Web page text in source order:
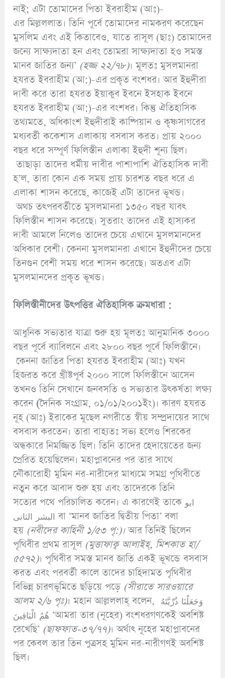
নাই; এটা তোমাদের পিতা ইবরাহীম (আঃ)-
এর মিল্লললাত। তিনি পূর্বে তোমাদের নামকরণ করেছেন
মুসলিম এবং এই কিতাবেও, যাতে রাসূল (ছাঃ) তোমাদের
জন্যে সাক্ষ্যদাতা হন এবং তোমরা সাক্ষ্যদাতা হও সমস্ত
মানব জাতির জন্য’ (হজ্জ ২২/৭৮)। মূলতঃ মুসলমানরা
হযরত ইবরাহীম (আ:)-এর প্রকৃত বংশধর। আর ইহুদীরা
দাবী করে তারা হযরত ইয়াকুব ইবনে ইসহাক ইবনে
হযরত ইবরাহীম (আ:)-এর বংশধর। কিন্তু ঐতিহাসিক
তথ্যমতে, অধিকাংশ ইহুদীরাই কাষ্পিয়ান ও কৃষ্ণসাগরের
মধ্যবর্তী ককেশাস এলাকায় বসবাস করত। প্রায় ২০০০
বছর ধরে সম্পূর্ণ ফিলিস্তীন এলাকা ইহুদী শূন্য ছিল।
তাছাড়া তাদের ধর্মীয় দাবীর পাশাপাশি ঐতিহাসিক দাবী
হ’ল, তারা কোন এক সময় প্রায় চারশত বছর ধরে এ
এলাকা শাসন করেছে, কাজেই এটা তাদের ভূখন্ড।
অথচ তৎপরবর্তীতে মুসলমানরা ১৩৫০ বছর যাবৎ
ফিলিস্তীন শাসন করেছে। সুতরাং তাদের এই হাস্যকর
দাবী আমলে নিলেও তাদের চেয়ে এখানে মুসলমানদের
অধিকার বেশী। কেননা মুসলমানরা এখানে ইহুদীদের চেয়ে
তিনগুন বেশী সময় ধরে শাসন করেছে। অতএব এটা
মুসলমানদের প্রকৃত ভূখন্ড।
ফিলিস্তীনীদের উৎপত্তির ঐতিহাসিক ক্রমধারা :
আধুনিক সভ্যতার যাত্রা শুরু হয় মূলতঃ আনুমানিক ৩০০০
বছর পূর্বে ব্যাবিলনে এবং ২৮০০ বছর পূর্বে ফিলিস্তীনে।
কেননা জাতির পিতা হযরত ইবরাহীম (আঃ) যখন
হিজরত করে খ্রীষ্টপূর্ব ২০০০ সালে ফিলিস্তীনে আসেন
তখনও তিনি সেখানে জনবসতি ও সভ্যতার উৎকর্ষতা লক্ষ্য
করেন(দৈনিক সংগ্রাম, ০১/০১/২০০১ইং)। কারণ হযরত
নূহ (আঃ) ইরাকের মূছেল নগরীতে স্বীয় সম্প্রদায়ের সাথে
বসবাস করতেন। তারা বাহ্যতঃ সভ্য হলেও শিরকের
অন্ধকারে নিমজ্জিত ছিল। তিনি তাদের হেদায়েতের জন্য
প্রেরিত হয়েছিলেন। মহাপ্লাবনের পর তার সাথে
নৌকারোহী মুমিন নর-নারীদের মাধ্যমে সমগ্র পৃথিবীতে
নতুন করে আবাদ শুরু হয় এবং তাদেরকে তিনি
সত্যের পথে পরিচালিত করেন। এ কারণেই তাকে ابو
البشر الثانى বা ‘মানব জাতির দ্বিতীয় পিতা’ বলা
হয় (নবীদের কাহিনী ১/৫৩ পৃ:)।আর তিনিই ছিলেন
পৃথিবীর প্রথম রাসূল (মুত্তাফাক্ব আলাইহ্, মিশকাত হা/
৫৫৭২)। পৃথিবীর সমস্ত মানব জাতি একই ভূখন্ডে বসবাস
করত এবং পরবর্তী কালে তাদের চাহিদামত পৃথিবীর
বিভিন্ন চারণভূমিতে ছড়িয়ে পড়ে (সীরাতে সারওয়ারে
আলম ২/৬ পৃঃ)। মহান আল্লললাহ্ বলেন, وَجَعَلْنَا ذُرِّيَّتَهُ
هُمُ الْبَاقِينَ ‘আমরা তার (নূহের) বংশধরগণকেই অবশিষ্ট
রেখেছি’ (ছাফফাত-৩৭/৭৭)। অর্থাৎ নূহের মহাপ্লাবনের
পর কেবল তার তিন পুত্রসহ মুমিন নর-নারীগণই অবশিষ্ট
ছিল।